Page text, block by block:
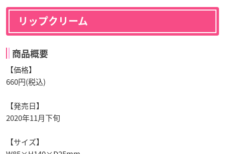
リップクリーム
商品概要
【価格】
660円(税込)
【発売日】
2020年11月下旬
【サイズ】